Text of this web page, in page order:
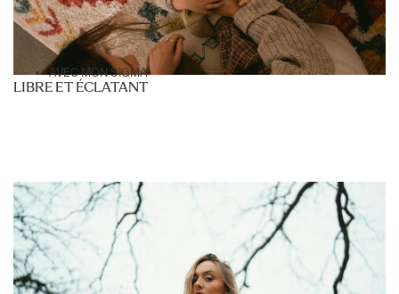
AVEC MON SIGMA
LIBRE ET ÉCLATANT